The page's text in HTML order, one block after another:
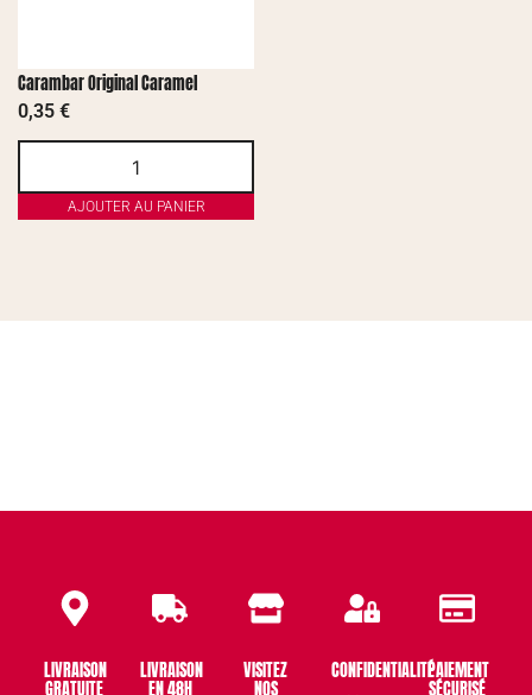
Carambar Original Caramel
0,35 €
AJOUTER AU PANIER
LIVRAISON LIVRAISON VISITEZ CONFIDENTIALITÉPAIEMENT